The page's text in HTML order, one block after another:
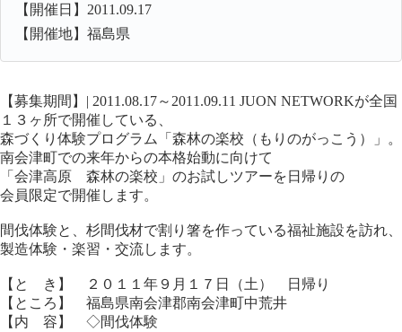
【開催日】2011.09.17
【開催地】福島県
【募集期間】| 2011.08.17～2011.09.11 JUON NETWORKが全国
１３ヶ所で開催している、
森づくり体験プログラム「森林の楽校（もりのがっこう）」。
南会津町での来年からの本格始動に向けて
「会津高原 森林の楽校」のお試しツアーを日帰りの
会員限定で開催します。
間伐体験と、杉間伐材で割り箸を作っている福祉施設を訪れ、
製造体験・楽習・交流します。
【と き】 ２０１１年９月１７日（土） 日帰り
【ところ】 福島県南会津郡南会津町中荒井
【内 容】 ◇間伐体験